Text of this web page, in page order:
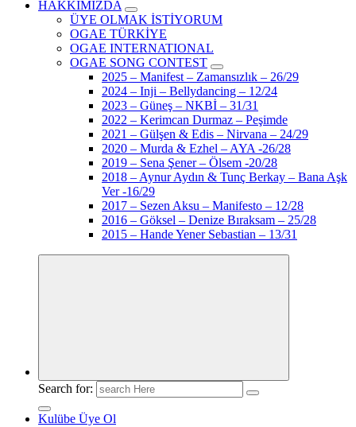
HAKKIMIZDA
ÜYE OLMAK İSTİYORUM
OGAE TÜRKİYE
OGAE INTERNATIONAL
OGAE SONG CONTEST
2025 – Manifest – Zamansızlık – 26/29
2024 – Inji – Bellydancing – 12/24
2023 – Güneş – NKBİ – 31/31
2022 – Kerimcan Durmaz – Peşimde
2021 – Gülşen & Edis – Nirvana – 24/29
2020 – Murda & Ezhel – AYA -26/28
2019 – Sena Şener – Ölsem -20/28
2018 – Aynur Aydın & Tunç Berkay – Bana Aşk
Ver -16/29
2017 – Sezen Aksu – Manifesto – 12/28
2016 – Göksel – Denize Bıraksam – 25/28
2015 – Hande Yener Sebastian – 13/31
Search for:
Kulübe Üye Ol